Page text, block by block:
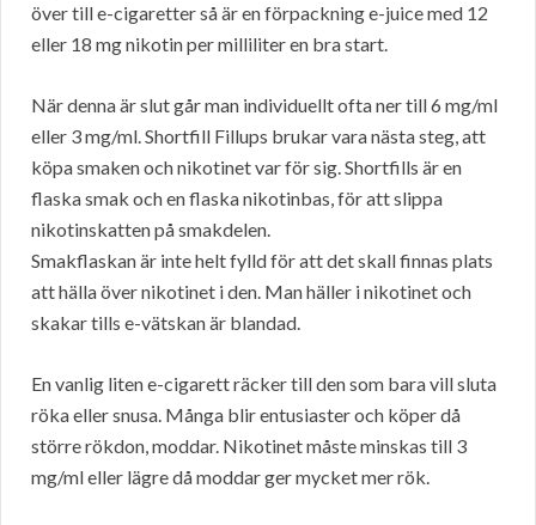
över till e-cigaretter så är en förpackning e-juice med 12
eller 18 mg nikotin per milliliter en bra start.
När denna är slut går man individuellt ofta ner till 6 mg/ml
eller 3 mg/ml. Shortfill Fillups brukar vara nästa steg, att
köpa smaken och nikotinet var för sig. Shortfills är en
flaska smak och en flaska nikotinbas, för att slippa
nikotinskatten på smakdelen.
Smakflaskan är inte helt fylld för att det skall finnas plats
att hälla över nikotinet i den. Man häller i nikotinet och
skakar tills e-vätskan är blandad.
En vanlig liten e-cigarett räcker till den som bara vill sluta
röka eller snusa. Många blir entusiaster och köper då
större rökdon, moddar. Nikotinet måste minskas till 3
mg/ml eller lägre då moddar ger mycket mer rök.